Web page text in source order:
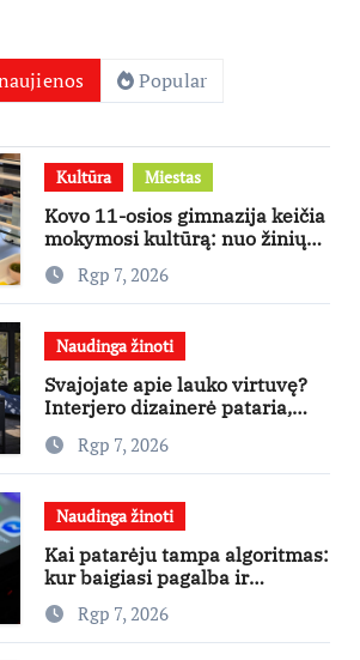
Popular
Kultūra Miestas
Kovo 11-osios gimnazija keičia
mokymosi kultūrą: nuo žinių
kaupimo – prie jų supratimo ir
taikymo
Rgp 7, 2026
Naudinga žinoti
Svajojate apie lauko virtuvę?
Interjero dizainerė pataria,
nuo ko pradėti
Rgp 7, 2026
Naudinga žinoti
Kai patarėju tampa algoritmas:
kur baigiasi pagalba ir
prasideda reklama?
Rgp 7, 2026